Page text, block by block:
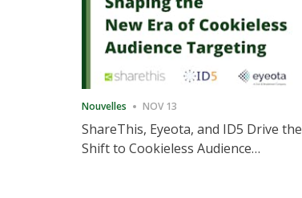
Nouvelles NOV 13
ShareThis, Eyeota, and ID5 Drive the
Shift to Cookieless Audience